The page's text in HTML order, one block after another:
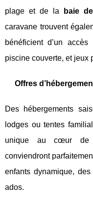
plage et de la
baie
caravane trouvent
bénéficient d’un
piscine couverte, et jeux
Offres
Des hébergements
lodges ou tentes
unique au cœur de
conviendront
enfants dynamique,
ados.